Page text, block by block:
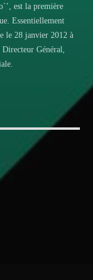
est la première
Essentiellement
le 28 janvier 2012 à
Général,